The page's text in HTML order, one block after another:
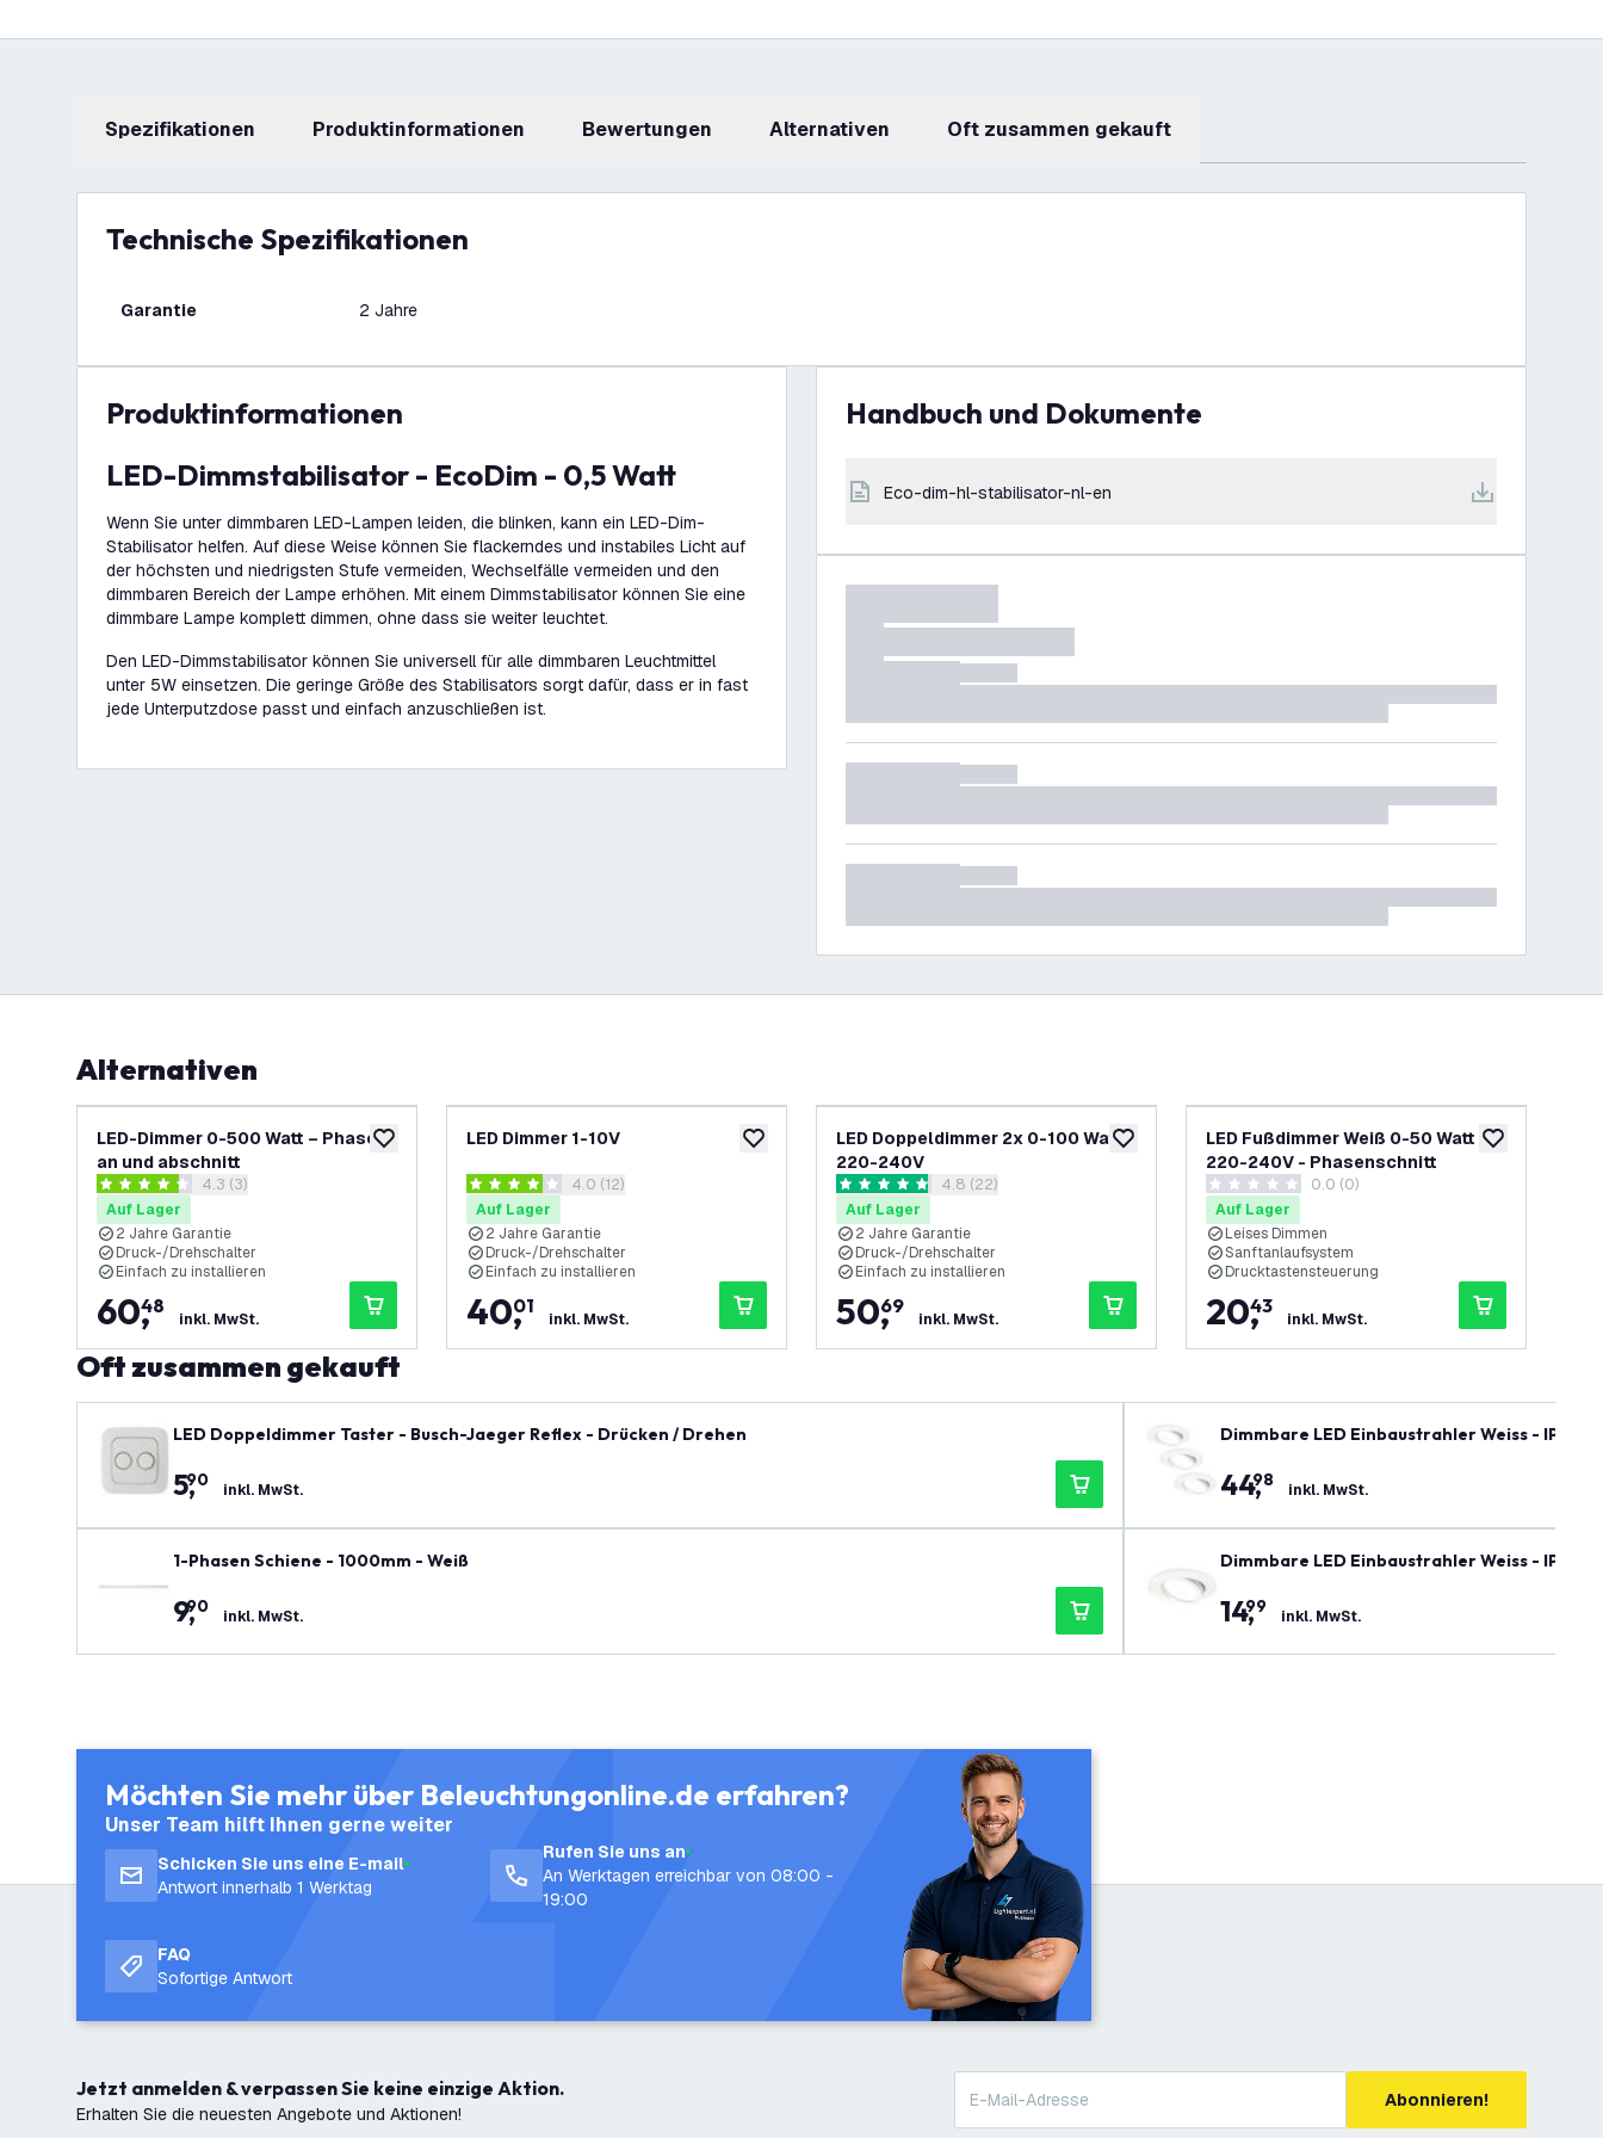
Spezifikationen Produktinformationen Bewertungen Alternativen Oft zusammen gekauft
Technische Spezifikationen
Garantie 2 Jahre
Produktinformationen
LED-Dimmstabilisator - EcoDim - 0,5 Watt
Wenn Sie unter dimmbaren LED-Lampen leiden, die blinken, kann ein LED-Dim-
Stabilisator helfen. Auf diese Weise können Sie flackerndes und instabiles Licht auf
der höchsten und niedrigsten Stufe vermeiden, Wechselfälle vermeiden und den
dimmbaren Bereich der Lampe erhöhen. Mit einem Dimmstabilisator können Sie eine
dimmbare Lampe komplett dimmen, ohne dass sie weiter leuchtet.
Den LED-Dimmstabilisator können Sie universell für alle dimmbaren Leuchtmittel
unter 5W einsetzen. Die geringe Größe des Stabilisators sorgt dafür, dass er in fast
jede Unterputzdose passt und einfach anzuschließen ist.
Handbuch und Dokumente
eco-dim-hl-stabilisator-nl-en
Alternativen
zur Wunschliste hinzufügen
LED-Dimmer 0-500 Watt – Phasen
an und abschnitt
Bewertungsbereich öffnen
4.3 Bewertungssterne
4.3 (3)
Auf Lager
2 Jahre Garantie
Druck-/Drehschalter
Einfach zu installieren
60,
48
inkl. MwSt.
zur Wunschliste hinzufügen
LED Dimmer 1-10V
Bewertungsbereich öffnen
4 Bewertungssterne
4.0 (12)
Auf Lager
2 Jahre Garantie
Druck-/Drehschalter
Einfach zu installieren
40,
01
inkl. MwSt.
zur Wunschliste hinzufügen
LED Doppeldimmer 2x 0-100 Watt
220-240V
Bewertungsbereich öffnen
4.8 Bewertungssterne
4.8 (22)
Auf Lager
2 Jahre Garantie
Druck-/Drehschalter
Einfach zu installieren
50,
69
inkl. MwSt.
zur
LED Fußdimmer Weiß 0-50 Watt
220-240V - Phasenschnitt
0 Bewertungssterne
0.0 (0)
Auf Lager
Leises Dimmen
Sanftanlaufsystem
Drucktastensteuerung
20,
43
inkl. MwSt.
Oft zusammen gekauft
LED Doppeldimmer Taster - Busch-Jaeger Reflex - Drücken / Drehen
5,
90 inkl. MwSt.
1-Phasen Schiene - 1000mm - Weiß
9,
90 inkl. MwSt.
Dimmbare LED Einbaustrahler Weiss - IP65
44,
98 inkl. MwSt.
Dimmbare LED Einbaustrahler Weiss - IP65
14,
99 inkl. MwSt.
Möchten Sie mehr über Beleuchtungonline.de erfahren?
Unser Team hilft Ihnen gerne weiter
Schicken Sie uns eine E-mail
Antwort innerhalb 1 Werktag
Rufen Sie uns an
An Werktagen erreichbar von 08:00 -
19:00
FAQ
Sofortige Antwort
Jetzt anmelden & verpassen Sie keine einzige Aktion.
Erhalten Sie die neuesten Angebote und Aktionen!
Abonnieren!